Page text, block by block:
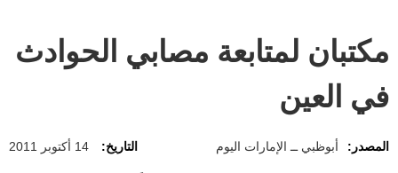
مكتبان لمتابعة مصابي الحوادث
في العين
المصدر: أبوظبي ــ الإمارات اليوم التاريخ: 14 أكتوبر 2011